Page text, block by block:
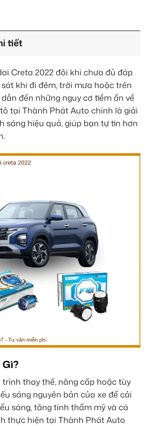
tiết
Creta 2022 đôi khi chưa đủ đáp
khi đi đêm, trời mưa hoặc trên
đến những nguy cơ tiềm ẩn về
tại Thành Phát Auto chính là giải
sáng hiệu quả, giúp bạn tự tin hơn
thay thế, nâng cấp hoặc tùy
sáng nguyên bản của xe để cải
sáng, tăng tính thẩm mỹ và cá
thực hiện tại Thành Phát Auto